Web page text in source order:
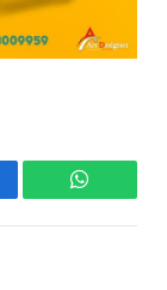
واتساب